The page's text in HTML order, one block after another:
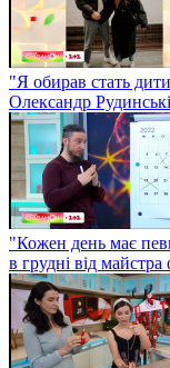
"Я обирав стать
Олександр
"Кожен день має
в грудні від